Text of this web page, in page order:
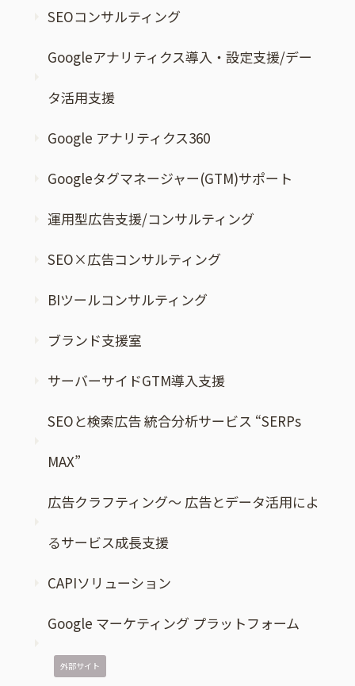
SEOコンサルティング
Googleアナリティクス導入・設定支援/デー
タ活用支援
Google アナリティクス360
Googleタグマネージャー(GTM)サポート
運用型広告支援/コンサルティング
SEO×広告コンサルティング
BIツールコンサルティング
ブランド支援室
サーバーサイドGTM導入支援
SEOと検索広告 統合分析サービス “SERPs
MAX”
広告クラフティング～ 広告とデータ活用によ
るサービス成長支援
CAPIソリューション
Google マーケティング プラットフォーム
外部サイト